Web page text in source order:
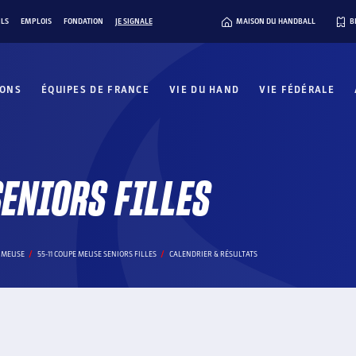
EMPLOIS FONDATION JE SIGNALE MAISON DU HANDBALL
ÉQUIPES DE FRANCE VIE DU HAND VIE FÉDÉRALE
FILLES
55-11 COUPE MEUSE SENIORS FILLES CALENDRIER & RÉSULTATS